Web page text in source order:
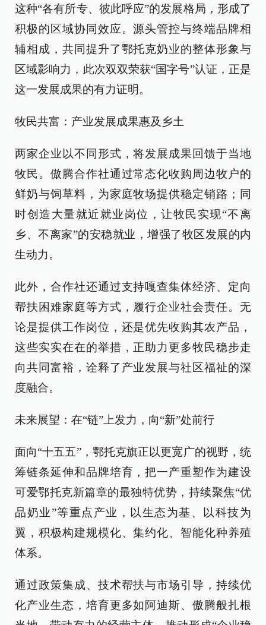
这种“各有所专、彼此呼应”的发展格局，形成了
积极的区域协同效应。源头管控与终端品牌相
辅相成，共同提升了鄂托克奶业的整体形象与
区域影响力，此次双双荣获“国字号”认证，正是
这一发展成果的有力证明。
牧民共富：产业发展成果惠及乡土
两家企业以不同形式，将发展成果回馈于当地
牧民。傲腾合作社通过常态化收购周边牧户的
鲜奶与饲草料，为家庭牧场提供稳定销路；同
时创造大量就近就业岗位，让牧民实现“不离
乡、不离家”的安稳就业，增强了牧区发展的内
生动力。
此外，合作社还通过支持嘎查集体经济、定向
帮扶困难家庭等方式，履行企业社会责任。无
论是提供工作岗位，还是优先收购其农产品，
这些实实在在的举措，正助力更多牧民稳步走
向共同富裕，诠释了产业发展与社区福祉的深
度融合。
未来展望：在“链”上发力，向“新”处前行
面向“十五五”，鄂托克旗正以更宽广的视野，统
筹链条延伸和品牌培育，把一产重塑作为建设
可爱鄂托克新篇章的最独特优势，持续聚焦“优
品奶业”等重点产业，以生态为基、以科技为
翼，积极构建规模化、集约化、智能化种养殖
体系。
通过政策集成、技术帮扶与市场引导，持续优
化产业生态，培育更多如阿迪斯、傲腾般扎根